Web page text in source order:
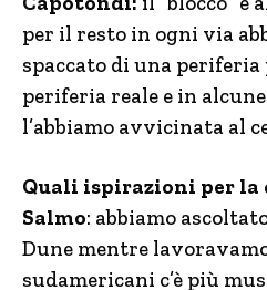
per il resto in ogni via
spaccato di una
periferia reale e in
l’abbiamo avvicinata al
Quali ispirazioni per la
Salmo: abbiamo
Dune mentre
sudamericani c’è più